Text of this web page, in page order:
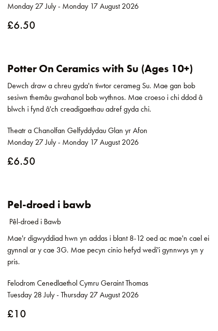
Monday 27 July - Monday 17 August 2026
£6.50
Potter On Ceramics with Su (Ages 10+)
Dewch draw a chreu gyda'n tiwtor cerameg Su. Mae gan bob
sesiwn themâu gwahanol bob wythnos. Mae croeso i chi ddod â
blwch i fynd â'ch creadigaethau adref gyda chi.
Theatr a Chanolfan Gelfyddydau Glan yr Afon
Monday 27 July - Monday 17 August 2026
£6.50
Pel-droed i bawb
Pêl-droed i Bawb
Mae'r digwyddiad hwn yn addas i blant 8-12 oed ac mae'n cael ei
gynnal ar y cae 3G. Mae pecyn cinio hefyd wedi'i gynnwys yn y
pris.
Felodrom Cenedlaethol Cymru Geraint Thomas
Tuesday 28 July - Thursday 27 August 2026
£10